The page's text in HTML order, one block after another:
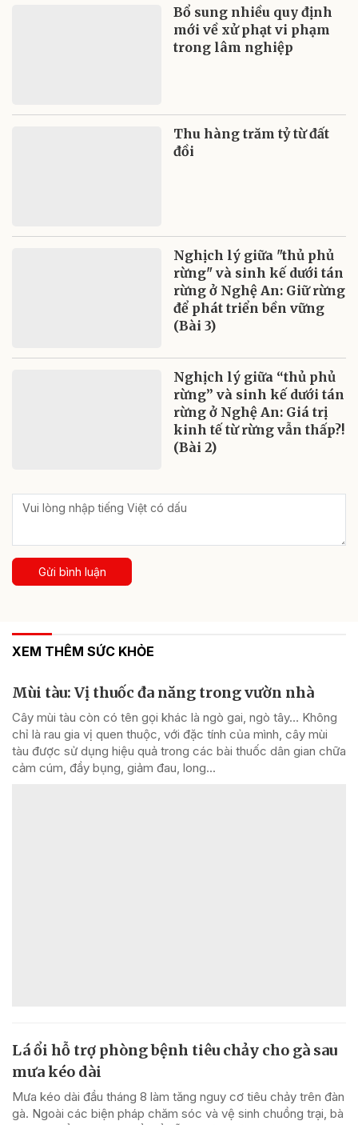
Bổ sung nhiều quy định
mới về xử phạt vi phạm
trong lâm nghiệp
Thu hàng trăm tỷ từ đất
đồi
Nghịch lý giữa "thủ phủ
rừng" và sinh kế dưới tán
rừng ở Nghệ An: Giữ rừng
để phát triển bền vững
(Bài 3)
Nghịch lý giữa “thủ phủ
rừng” và sinh kế dưới tán
rừng ở Nghệ An: Giá trị
kinh tế từ rừng vẫn thấp?!
(Bài 2)
Gửi bình luận
XEM THÊM SỨC KHỎE
Mùi tàu: Vị thuốc đa năng trong vườn nhà
Cây mùi tàu còn có tên gọi khác là ngò gai, ngò tây… Không
chỉ là rau gia vị quen thuộc, với đặc tính của mình, cây mùi
tàu được sử dụng hiệu quả trong các bài thuốc dân gian chữa
cảm cúm, đầy bụng, giảm đau, long...
Lá ổi hỗ trợ phòng bệnh tiêu chảy cho gà sau
mưa kéo dài
Mưa kéo dài đầu tháng 8 làm tăng nguy cơ tiêu chảy trên đàn
gà. Ngoài các biện pháp chăm sóc và vệ sinh chuồng trại, bà